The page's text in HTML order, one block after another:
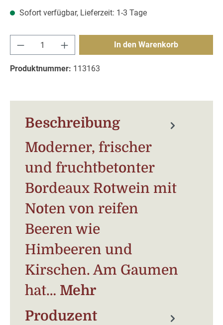
Sofort verfügbar, Lieferzeit: 1-3 Tage
Produkt Anzahl: Gib den gewünschten
In den Warenkorb
Produktnummer: 113163
Beschreibung
Moderner, frischer
und fruchtbetonter
Bordeaux Rotwein mit
Noten von reifen
Beeren wie
Himbeeren und
Kirschen. Am Gaumen
hat… Mehr
Produzent